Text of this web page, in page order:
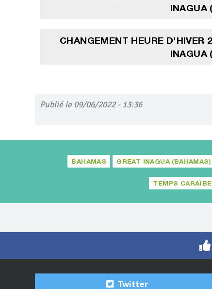
INAGUA
CHANGEMENT HEURE D'HIVER
INAGUA
Publié le 09/06/2022 - 13:36
BAHAMAS GREAT INAGUA (BAHAMAS)
TEMPS CARAÏBE
Twitter